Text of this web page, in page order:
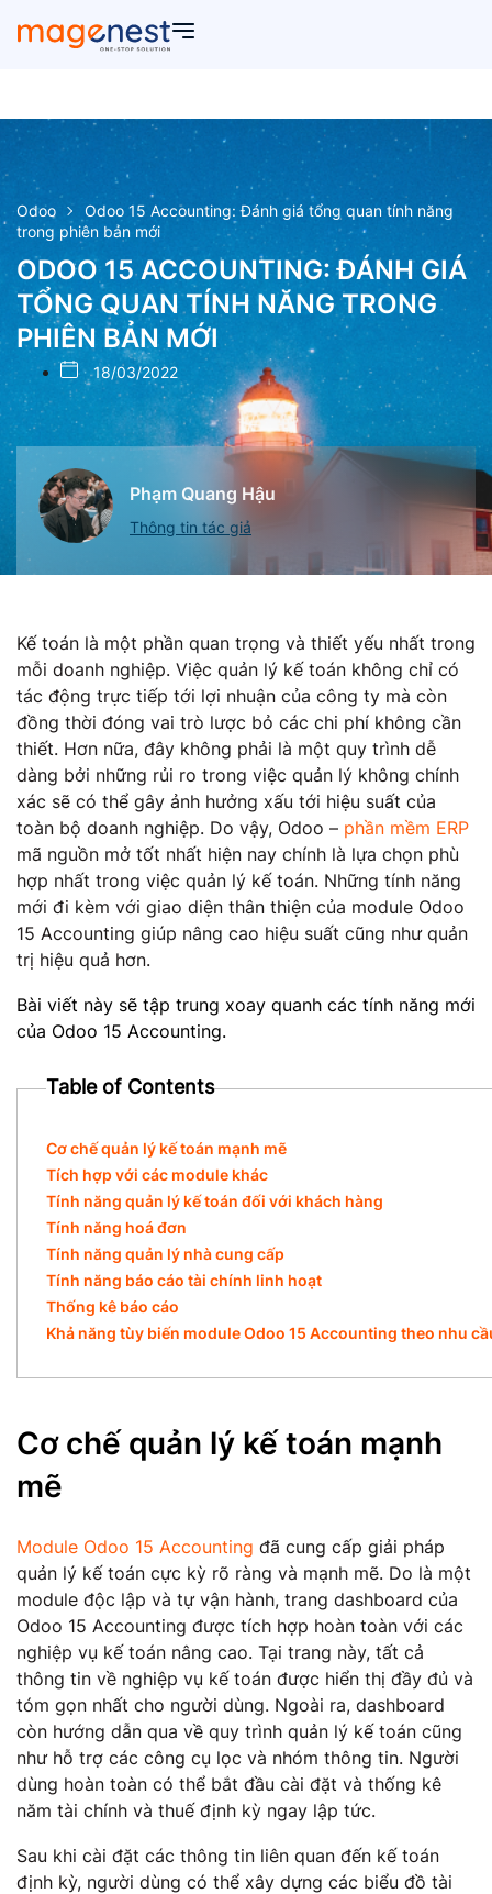
Odoo
Odoo 15 Accounting: Đánh giá tổng quan tính năng
trong phiên bản mới
ODOO 15 ACCOUNTING: ĐÁNH GIÁ
TỔNG QUAN TÍNH NĂNG TRONG
PHIÊN BẢN MỚI
18/03/2022
Phạm Quang Hậu
Thông tin tác giả
Kế toán là một phần quan trọng và thiết yếu nhất trong
mỗi doanh nghiệp. Việc quản lý kế toán không chỉ có
tác động trực tiếp tới lợi nhuận của công ty mà còn
đồng thời đóng vai trò lược bỏ các chi phí không cần
thiết. Hơn nữa, đây không phải là một quy trình dễ
dàng bởi những rủi ro trong việc quản lý không chính
xác sẽ có thể gây ảnh hưởng xấu tới hiệu suất của
toàn bộ doanh nghiệp. Do vậy, Odoo – phần mềm ERP
mã nguồn mở tốt nhất hiện nay chính là lựa chọn phù
hợp nhất trong việc quản lý kế toán. Những tính năng
mới đi kèm với giao diện thân thiện của module Odoo
15 Accounting giúp nâng cao hiệu suất cũng như quản
trị hiệu quả hơn.
Bài viết này sẽ tập trung xoay quanh các tính năng mới
của Odoo 15 Accounting.
Table of Contents
Cơ chế quản lý kế toán mạnh mẽ
Tích hợp với các module khác
Tính năng quản lý kế toán đối với khách hàng
Tính năng hoá đơn
Tính năng quản lý nhà cung cấp
Tính năng báo cáo tài chính linh hoạt
Thống kê báo cáo
Khả năng tùy biến module Odoo 15 Accounting theo nhu
Cơ chế quản lý kế toán mạnh
mẽ
Module Odoo 15 Accounting đã cung cấp giải pháp
quản lý kế toán cực kỳ rõ ràng và mạnh mẽ. Do là một
module độc lập và tự vận hành, trang dashboard của
Odoo 15 Accounting được tích hợp hoàn toàn với các
nghiệp vụ kế toán nâng cao. Tại trang này, tất cả
thông tin về nghiệp vụ kế toán được hiển thị đầy đủ và
tóm gọn nhất cho người dùng. Ngoài ra, dashboard
còn hướng dẫn qua về quy trình quản lý kế toán cũng
như hỗ trợ các công cụ lọc và nhóm thông tin. Người
dùng hoàn toàn có thể bắt đầu cài đặt và thống kê
năm tài chính và thuế định kỳ ngay lập tức.
Sau khi cài đặt các thông tin liên quan đến kế toán
định kỳ, người dùng có thể xây dựng các biểu đồ tài